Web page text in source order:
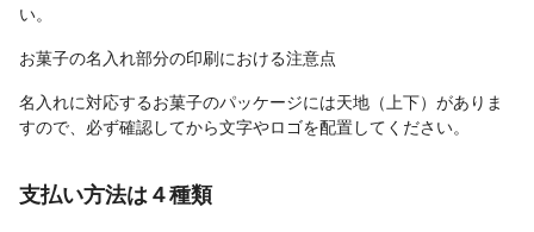
い。
お菓子の名入れ部分の印刷における注意点
名入れに対応するお菓子のパッケージには天地（上下）がありま
すので、必ず確認してから文字やロゴを配置してください。
支払い方法は４種類